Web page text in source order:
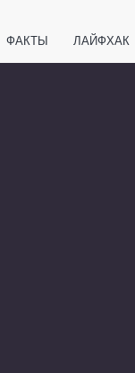
ФАКТЫ ЛАЙФХАК